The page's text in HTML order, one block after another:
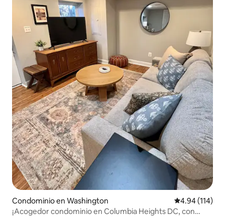
Condominio en Washington Calificación
4.94 (114)
¡Acogedor condominio en Columbia Heights DC, con